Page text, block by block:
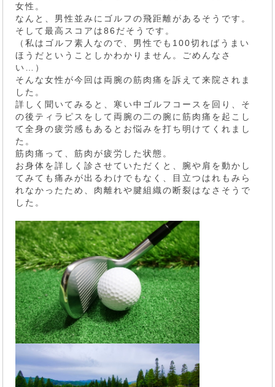
女性。
なんと、男性並みにゴルフの飛距離があるそうです。
そして最高スコアは86だそうです。
（私はゴルフ素人なので、男性でも100切ればうまい
ほうだということしかわかりません。ごめんなさ
い…）
そんな女性が今回は両腕の筋肉痛を訴えて来院されま
した。
詳しく聞いてみると、寒い中ゴルフコースを回り、そ
の後ティラピスをして両腕の二の腕に筋肉痛を起こし
て全身の疲労感もあるとお悩みを打ち明けてくれまし
た。
筋肉痛って、筋肉が疲労した状態。
お身体を詳しく診させていただくと、腕や肩を動かし
てみても痛みが出るわけでもなく、目立つはれもみら
れなかったため、肉離れや腱組織の断裂はなさそうで
した。